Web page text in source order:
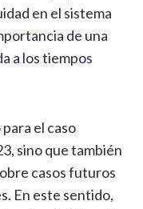
en el sistema
de una
a los tiempos
el caso
sino que también
casos futuros
En este sentido,